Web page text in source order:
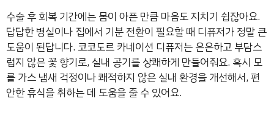
수술 후 회복 기간에는 몸이 아픈 만큼 마음도 지치기 쉽잖아요.
답답한 병실이나 집에서 기분 전환이 필요할 때 디퓨저가 정말 큰
도움이 된답니다. 코코도르 카네이션 디퓨저는 은은하고 부담스
럽지 않은 꽃 향기로, 실내 공기를 상쾌하게 만들어줘요. 혹시 모
를 가스 냄새 걱정이나 쾌적하지 않은 실내 환경을 개선해서, 편
안한 휴식을 취하는 데 도움을 줄 수 있어요.